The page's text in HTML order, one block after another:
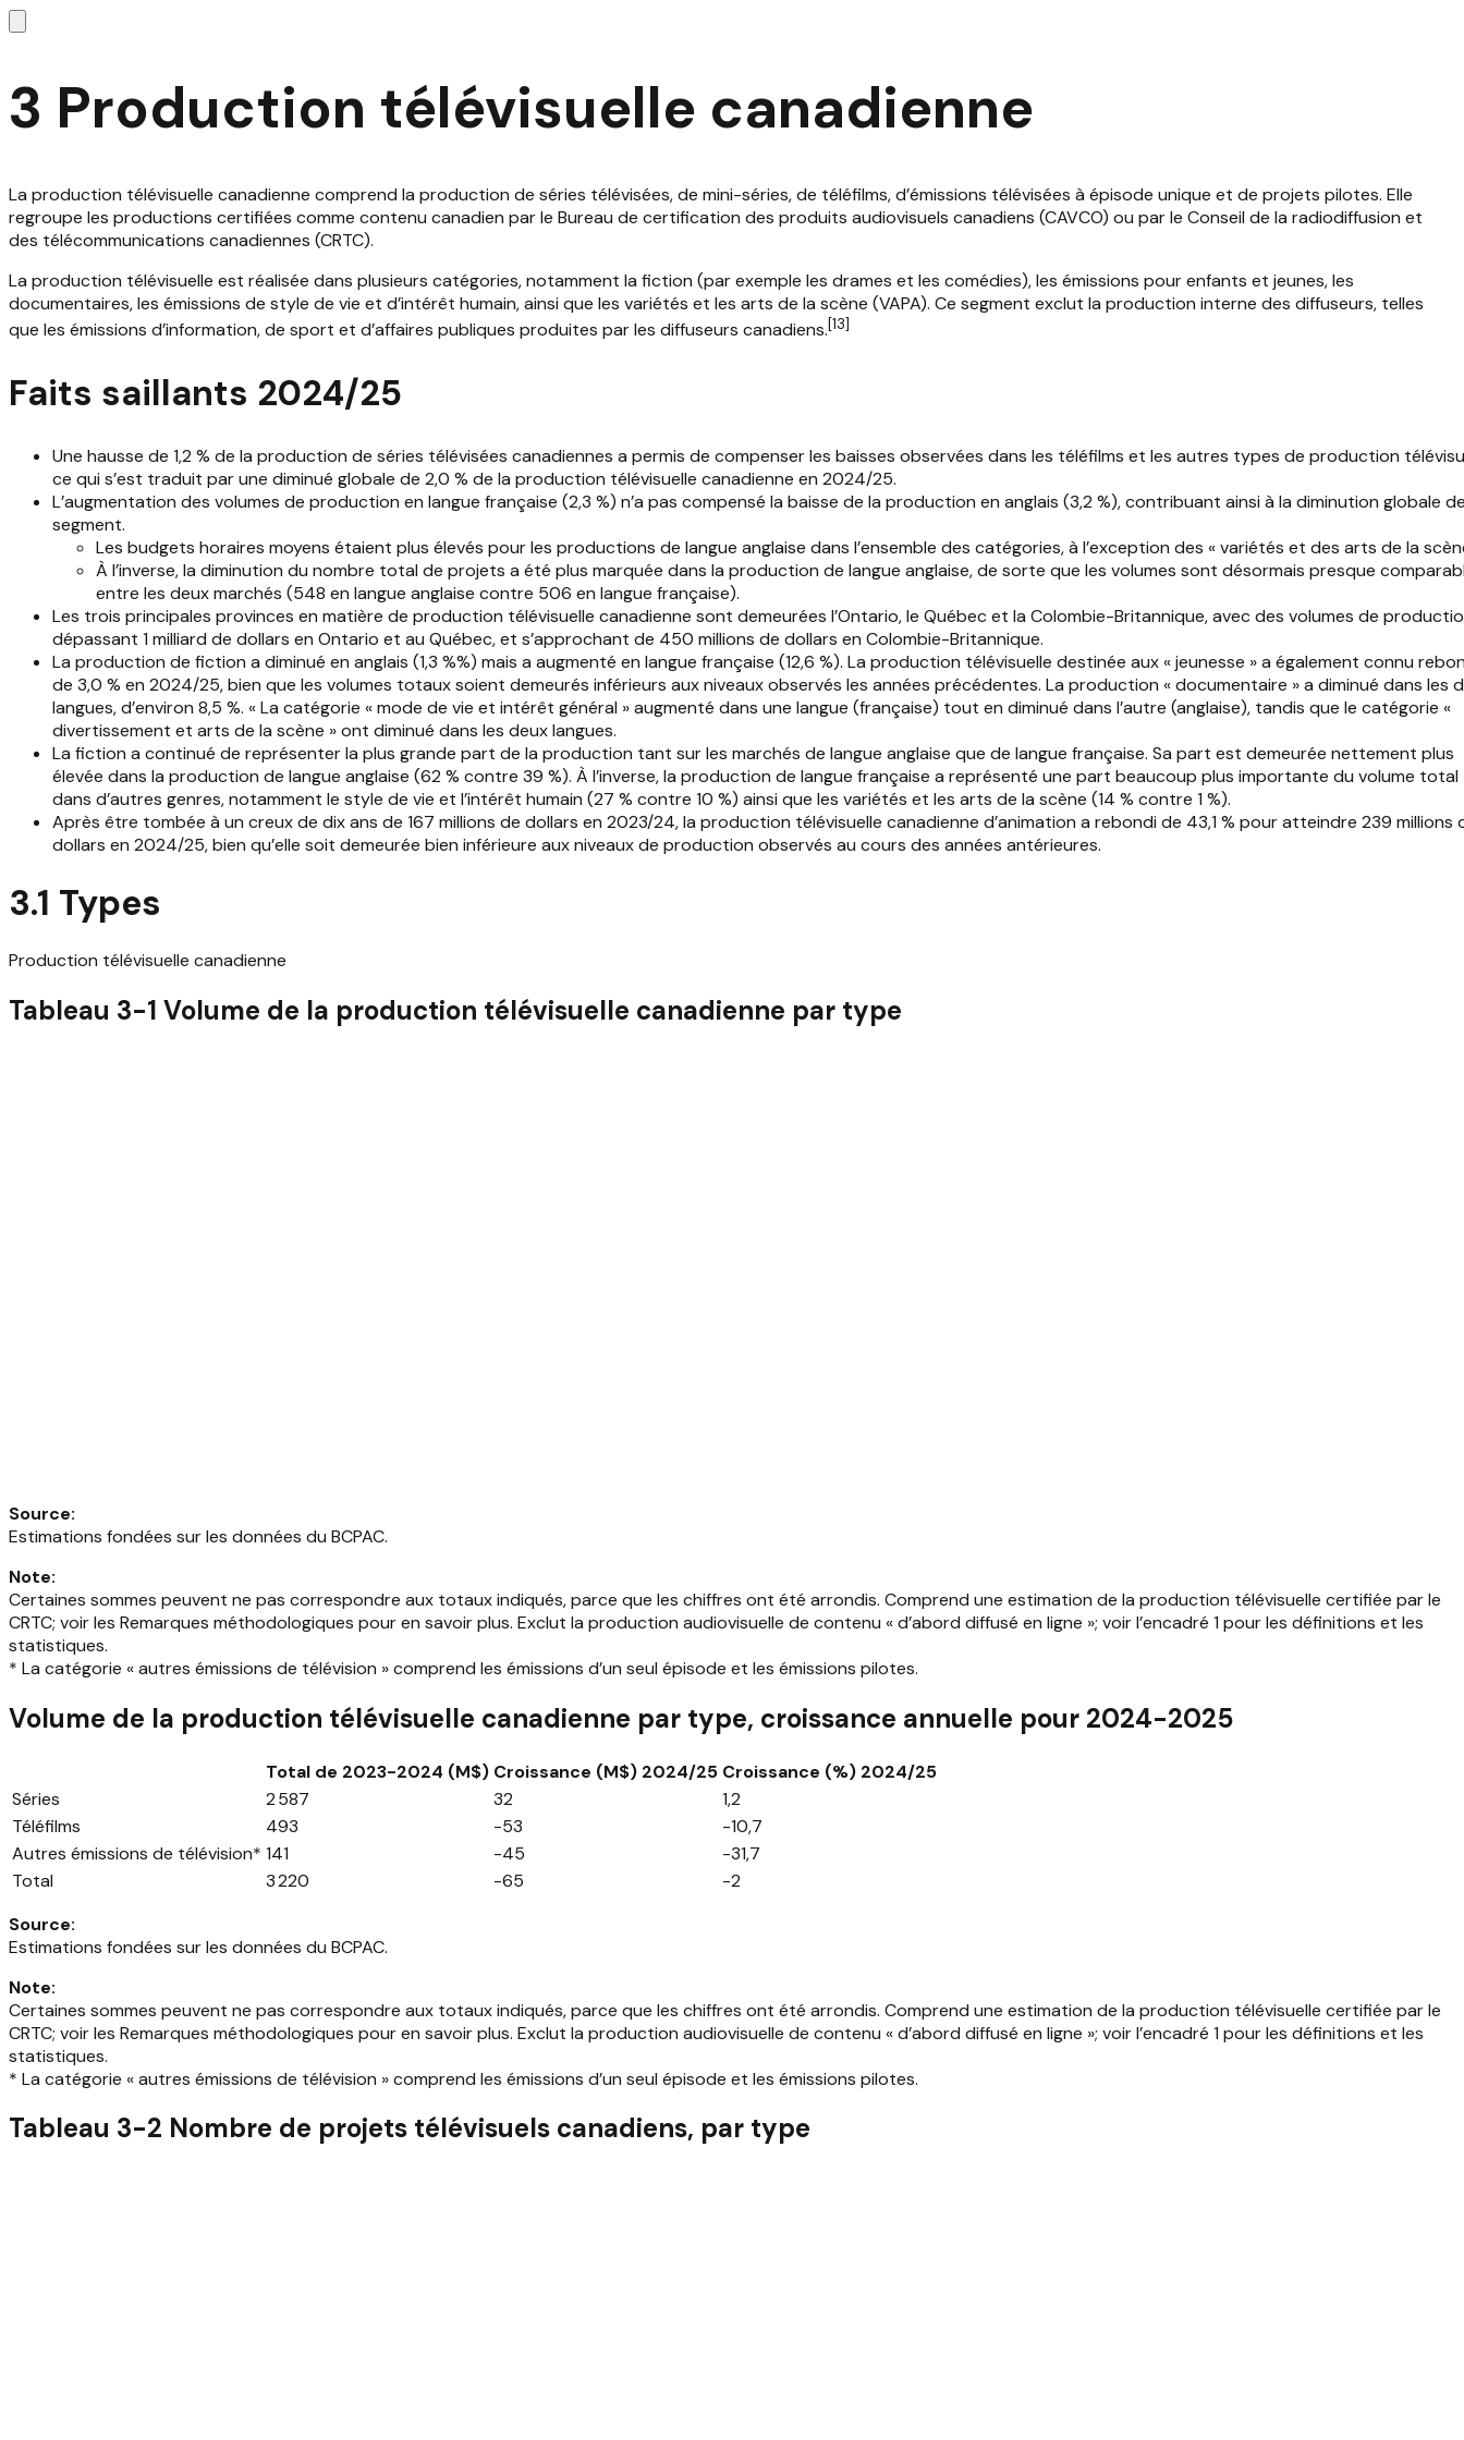
3 Production télévisuelle canadienne
La production télévisuelle canadienne comprend la production de séries télévisées, de mini-séries, de téléfilms, d’émissions télévisées à épisode unique et de projets pilotes. Elle
regroupe les productions certifiées comme contenu canadien par le Bureau de certification des produits audiovisuels canadiens (CAVCO) ou par le Conseil de la radiodiffusion et
des télécommunications canadiennes (CRTC).
La production télévisuelle est réalisée dans plusieurs catégories, notamment la fiction (par exemple les drames et les comédies), les émissions pour enfants et jeunes, les
documentaires, les émissions de style de vie et d’intérêt humain, ainsi que les variétés et les arts de la scène (VAPA). Ce segment exclut la production interne des diffuseurs, telles
que les émissions d’information, de sport et d’affaires publiques produites par les diffuseurs canadiens.[13]
Faits saillants 2024/25
Une hausse de 1,2 % de la production de séries télévisées canadiennes a permis de compenser les baisses observées dans les téléfilms et les autres types de production
ce qui s’est traduit par une diminué globale de 2,0 % de la production télévisuelle canadienne en 2024/25.
L’augmentation des volumes de production en langue française (2,3 %) n’a pas compensé la baisse de la production en anglais (3,2 %), contribuant ainsi à la diminution globale
segment.
Les budgets horaires moyens étaient plus élevés pour les productions de langue anglaise dans l’ensemble des catégories, à l’exception des « variétés et des arts de la
À l’inverse, la diminution du nombre total de projets a été plus marquée dans la production de langue anglaise, de sorte que les volumes sont désormais presque
entre les deux marchés (548 en langue anglaise contre 506 en langue française).
Les trois principales provinces en matière de production télévisuelle canadienne sont demeurées l’Ontario, le Québec et la Colombie-Britannique, avec des volumes de
dépassant 1 milliard de dollars en Ontario et au Québec, et s’approchant de 450 millions de dollars en Colombie-Britannique.
La production de fiction a diminué en anglais (1,3 %%) mais a augmenté en langue française (12,6 %). La production télévisuelle destinée aux « jeunesse » a également connu
de 3,0 % en 2024/25, bien que les volumes totaux soient demeurés inférieurs aux niveaux observés les années précédentes. La production « documentaire » a diminué dans les
langues, d’environ 8,5 %. « La catégorie « mode de vie et intérêt général » augmenté dans une langue (française) tout en diminué dans l’autre (anglaise), tandis que le catégorie «
divertissement et arts de la scène » ont diminué dans les deux langues.
La fiction a continué de représenter la plus grande part de la production tant sur les marchés de langue anglaise que de langue française. Sa part est demeurée nettement plus
élevée dans la production de langue anglaise (62 % contre 39 %). À l’inverse, la production de langue française a représenté une part beaucoup plus importante du volume total
dans d’autres genres, notamment le style de vie et l’intérêt humain (27 % contre 10 %) ainsi que les variétés et les arts de la scène (14 % contre 1 %).
Après être tombée à un creux de dix ans de 167 millions de dollars en 2023/24, la production télévisuelle canadienne d’animation a rebondi de 43,1 % pour atteindre 239 millions
dollars en 2024/25, bien qu’elle soit demeurée bien inférieure aux niveaux de production observés au cours des années antérieures.
3.1 Types
Production télévisuelle canadienne
Tableau 3-1 Volume de la production télévisuelle canadienne par type
Source:
Estimations fondées sur les données du BCPAC.
Note:
Certaines sommes peuvent ne pas correspondre aux totaux indiqués, parce que les chiffres ont été arrondis. Comprend une estimation de la production télévisuelle certifiée par le
CRTC; voir les Remarques méthodologiques pour en savoir plus. Exclut la production audiovisuelle de contenu « d’abord diffusé en ligne »; voir l’encadré 1 pour les définitions et les
statistiques.
* La catégorie « autres émissions de télévision » comprend les émissions d’un seul épisode et les émissions pilotes.
Volume de la production télévisuelle canadienne par type, croissance annuelle pour 2024-2025
Total de 2023-2024 (M$) Croissance (M$) 2024/25 Croissance (%) 2024/25
Séries
2 587 32
1,2
Téléfilms
493 -53
-10,7
Autres émissions de télévision* 141 -45
-31,7
Total
3 220 -65
-2
Source:
Estimations fondées sur les données du BCPAC.
Note:
Certaines sommes peuvent ne pas correspondre aux totaux indiqués, parce que les chiffres ont été arrondis. Comprend une estimation de la production télévisuelle certifiée par le
CRTC; voir les Remarques méthodologiques pour en savoir plus. Exclut la production audiovisuelle de contenu « d’abord diffusé en ligne »; voir l’encadré 1 pour les définitions et les
statistiques.
* La catégorie « autres émissions de télévision » comprend les émissions d’un seul épisode et les émissions pilotes.
Tableau 3-2 Nombre de projets télévisuels canadiens, par type